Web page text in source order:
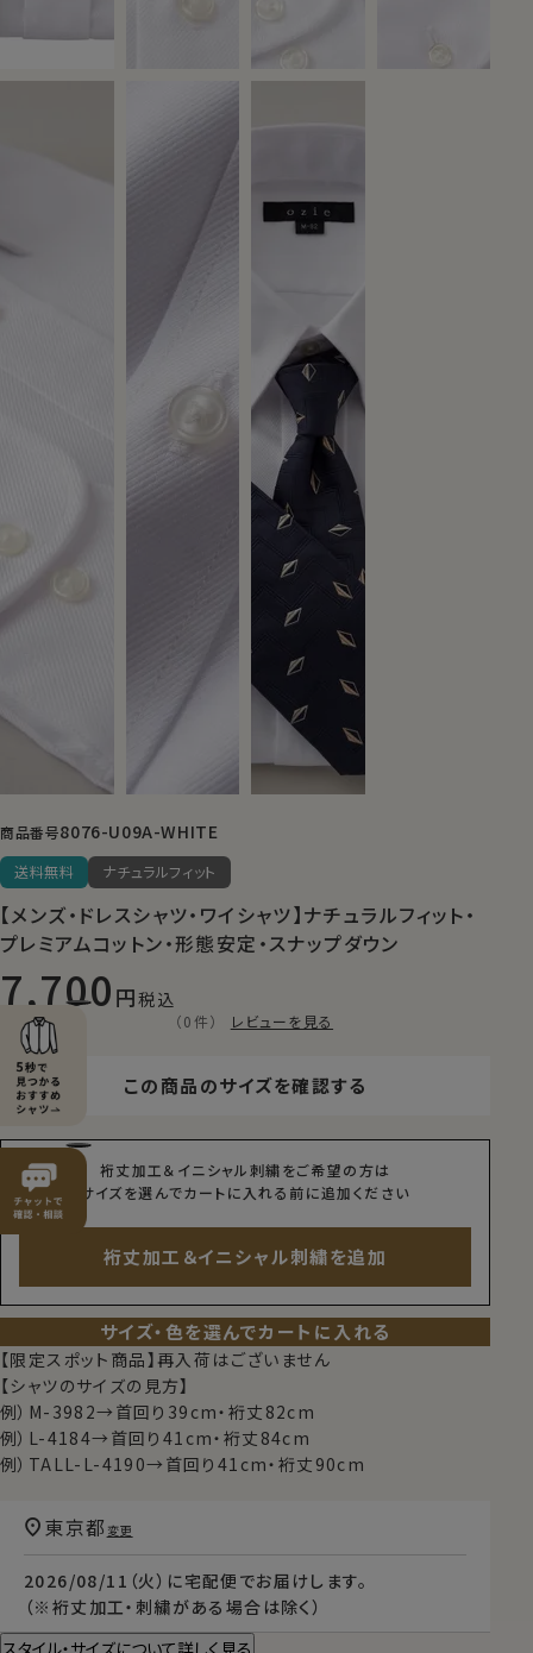
商品番号8076-U09A-WHITE
送料無料 ナチュラルフィット
【メンズ・ドレスシャツ・ワイシャツ】ナチュラルフィット・
プレミアムコットン・形態安定・スナップダウン
7,700 税込
（0件） レビューを見る
この商品のサイズを確認する
裄丈加工＆イニシャル刺繍をご希望の方は
サイズを選んでカートに入れる前に追加ください
裄丈加工＆イニシャル刺繍を追加
サイズ・色を選んでカートに入れる
【限定スポット商品】再入荷はございません
【シャツのサイズの見方】
例）M-3982→首回り39cm・裄丈82cm
例）L-4184→首回り41cm・裄丈84cm
例）TALL-L-4190→首回り41cm・裄丈90cm
2026/08/11（火） に宅配便 でお届けします。
（※裄丈加工・刺繍がある場合は除く）
東京都 変更
スタイル・サイズについて詳しく見る